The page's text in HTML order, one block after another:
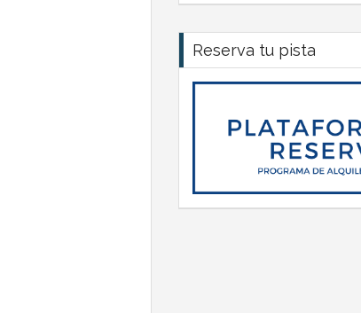
Reserva tu pista